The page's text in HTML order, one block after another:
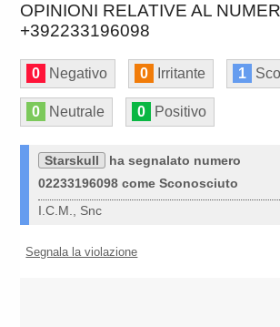
OPINIONI RELATIVE AL
+392233196098
0 Negativo 0 Irritante 1
0 Neutrale 0 Positivo
Starskull
ha segnalato numero
02233196098 come Sconosciuto
I.C.M., Snc
Segnala la violazione